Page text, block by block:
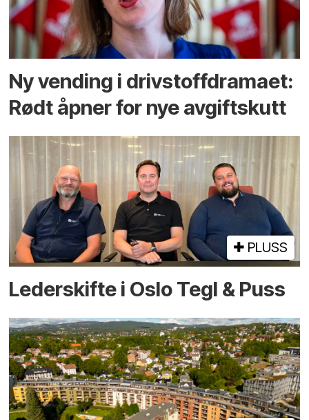
Ny vending i drivstoffdramaet:
Rødt åpner for nye avgiftskutt
PLUSS
Lederskifte i Oslo Tegl & Puss